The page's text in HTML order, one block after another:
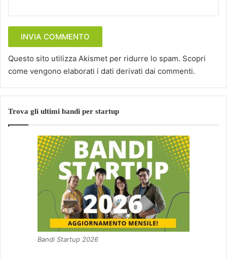
Questo sito utilizza Akismet per ridurre lo spam. Scopri
come vengono elaborati i dati derivati dai commenti.
Trova gli ultimi bandi per startup
Bandi Startup 2026